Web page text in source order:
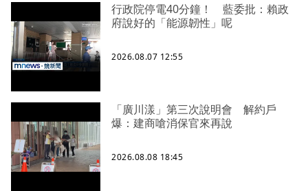
行政院停電40分鐘！ 藍委批：賴政
府說好的「能源韌性」呢
2026.08.07 12:55
「廣川漾」第三次說明會 解約戶
爆：建商嗆消保官來再說
2026.08.08 18:45